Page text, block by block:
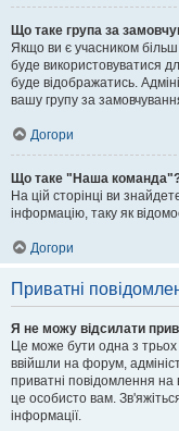
Що таке група за
Якщо ви є учасником більш
буде використовуватися
буде відображатись.
вашу групу за
Догори
Що таке "Наша
На цій сторінці ви
інформацію, таку як
Догори
Приватні
Я не можу відсилати
Це може бути одна з трьох
ввійшли на форум,
приватні повідомлення
це особисто вам.
інформації.